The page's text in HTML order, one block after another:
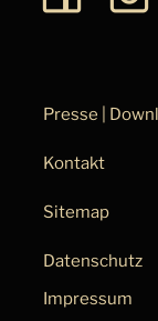
Presse |
Kontakt
Sitemap
Datenschutz
Impressum